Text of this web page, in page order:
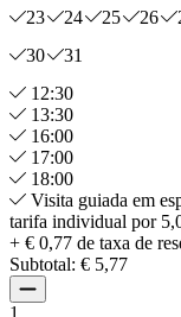
23
24 25 26
30
31
12:30
13:30
16:00
17:00
18:00
Visita guiada em
tarifa individual por
+ € 0,77 de taxa de
Subtotal: € 5,77
1